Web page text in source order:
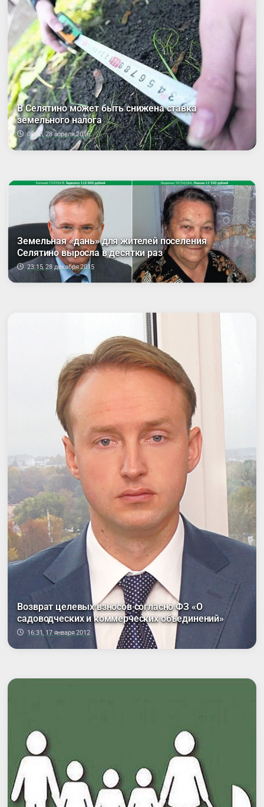
В Селятино может быть снижена ставка
земельного налога
00:03, 28 апреля 2016
Земельная «дань» для жителей поселения
Селятино выросла в десятки раз
23:15, 28 декабря 2015
Возврат целевых взносов согласно ФЗ «О
садоводческих и коммерческих объединений»
16:31, 17 января 2012